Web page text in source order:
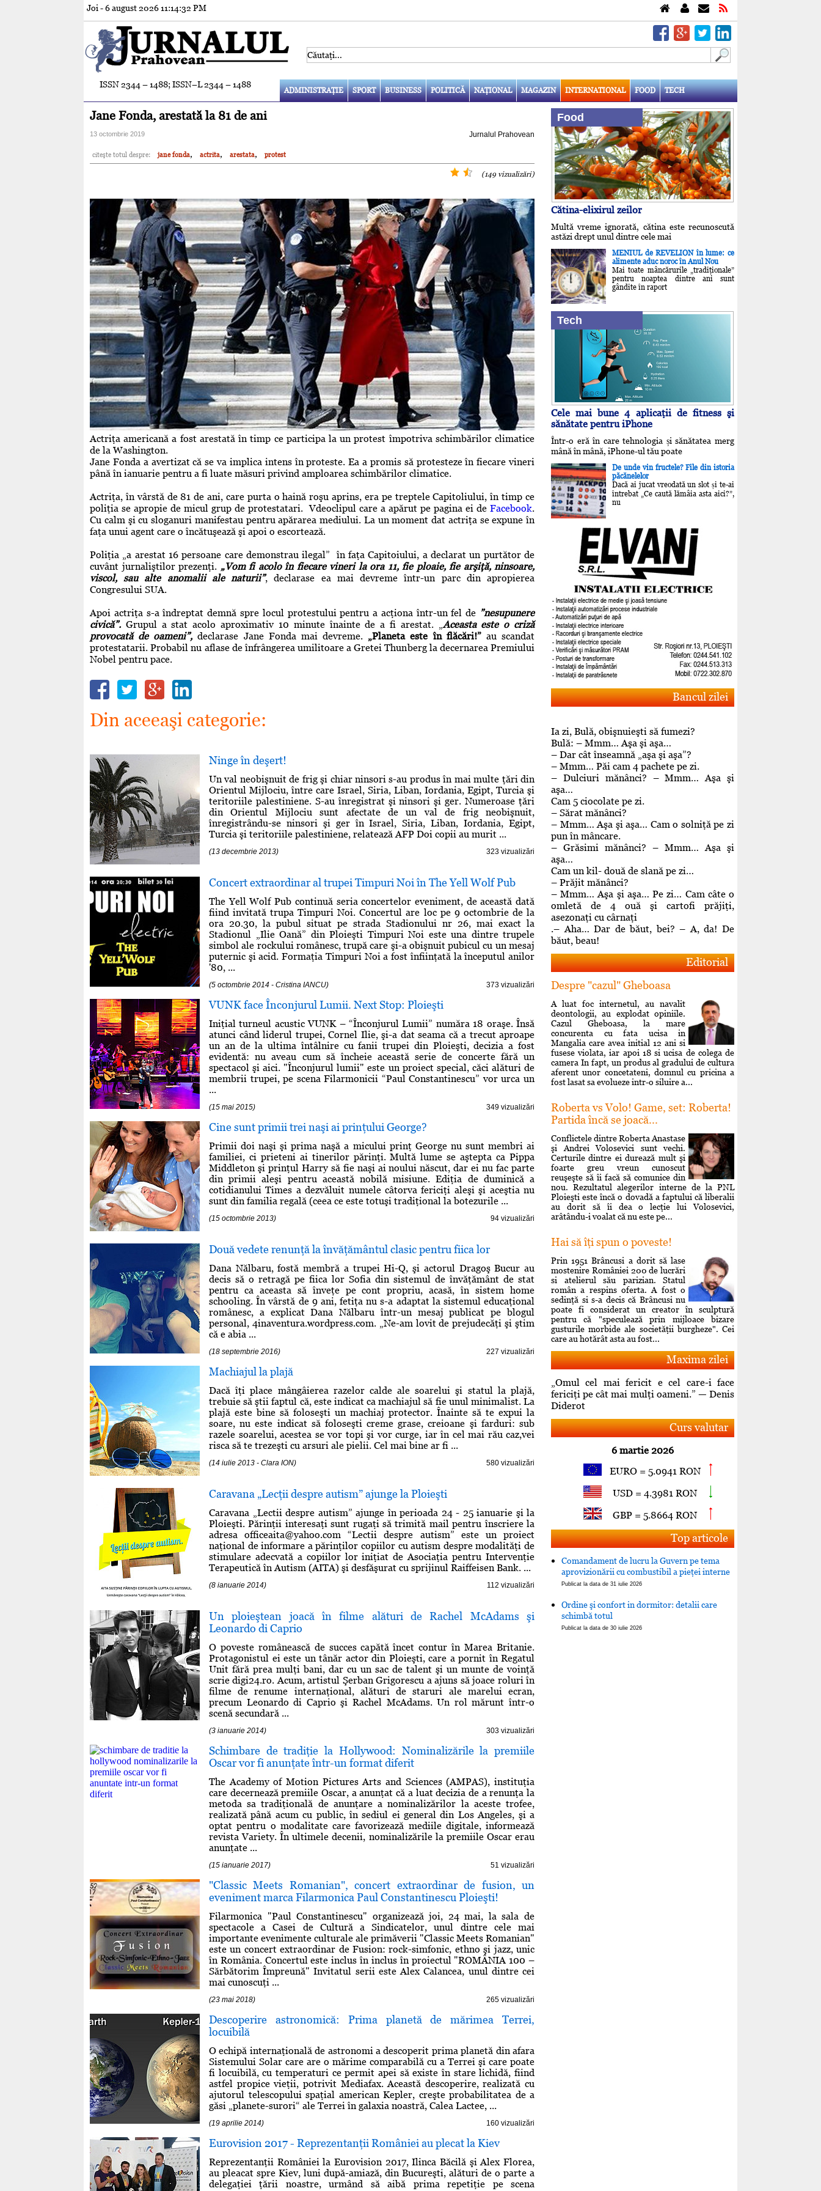
Joi - 6 august 202611:14:34 PM
ISSN 2344 – 1488; ISSN–L 2344 – 1488
ADMINISTRAŢIE SPORT BUSINESS POLITICĂ NAŢIONAL MAGAZIN INTERNATIONAL FOOD TECH
Jane Fonda, arestată la 81 de ani
13 octombrie 2019 Jurnalul Prahovean
citeşte totul despre: jane fonda, actrita, arestata, protest
(149 vizualizări)
Actriţa americană a fost arestată în timp ce participa la un protest împotriva schimbărilor climatice
de la Washington.
Jane Fonda a avertizat că se va implica intens în proteste. Ea a promis să protesteze în fiecare vineri
până în ianuarie pentru a fi luate măsuri privind amploarea schimbărilor climatice.
Actriţa, în vârstă de 81 de ani, care purta o haină roşu aprins, era pe treptele Capitoliului, în timp ce
poliţia se apropie de micul grup de protestatari. Vdeoclipul care a apărut pe pagina ei de Facebook.
Cu calm şi cu sloganuri manifestau pentru apărarea mediului. La un moment dat actriţa se expune în
faţa unui agent care o încătuşează şi apoi o escortează.
Poliţia „a arestat 16 persoane care demonstrau ilegal” în faţa Capitoiului, a declarat un purtător de
cuvânt jurnaliştilor prezenţi. „Vom fi acolo în fiecare vineri la ora 11, fie ploaie, fie arşiţă, ninsoare,
viscol, sau alte anomalii ale naturii”, declarase ea mai devreme într-un parc din apropierea
Congresului SUA.
Apoi actriţa s-a îndreptat demnă spre locul protestului pentru a acţiona într-un fel de ”nesupunere
civică”.Grupul a stat acolo aproximativ 10 minute înainte de a fi arestat. „ Aceasta este o criză
provocată de oameni”, declarase Jane Fonda mai devreme. „Planeta este în flăcări!”au scandat
protestatarii. Probabil nu aflase de înfrângerea umilitoare a Gretei Thunberg la decernarea Premiului
Nobel pentru pace.
Din aceeaşi categorie:
Ninge în deşert!
Un val neobişnuit de frig şi chiar ninsori s-au produs în mai multe ţări din
Orientul Mijlociu, între care Israel, Siria, Liban, Iordania, Egipt, Turcia şi
teritoriile palestiniene. S-au înregistrat şi ninsori şi ger. Numeroase ţări
din Orientul Mijlociu sunt afectate de un val de frig neobişnuit,
înregistrându-se ninsori şi ger în Israel, Siria, Liban, Iordania, Egipt,
Turcia şi teritoriile palestiniene, relatează AFP Doi copii au murit ...
(13 decembrie 2013) 323 vizualizări
Concert extraordinar al trupei Timpuri Noi în The Yell Wolf Pub
The Yell Wolf Pub continuă seria concertelor eveniment, de această dată
fiind invitată trupa Timpuri Noi. Concertul are loc pe 9 octombrie de la
ora 20.30, la pubul situat pe strada Stadionului nr 26, mai exact la
Stadionul „Ilie Oană” din Ploieşti Timpuri Noi este una dintre trupele
simbol ale rockului românesc, trupă care şi-a obişnuit pubicul cu un mesaj
puternic şi acid. Formaţia Timpuri Noi a fost înfiinţată la începutul anilor
'80, ...
(5 octombrie 2014 - Cristina IANCU) 373 vizualizări
VUNK face Înconjurul Lumii. Next Stop: Ploieşti
Iniţial turneul acustic VUNK – “Înconjurul Lumii” număra 18 oraşe. Însă
atunci când liderul trupei, Cornel Ilie, şi-a dat seama că a trecut aproape
un an de la ultima întâlnire cu fanii trupei din Ploieşti, decizia a fost
evidentă: nu aveau cum să încheie această serie de concerte fără un
spectacol şi aici. "Înconjurul lumii" este un proiect special, căci alături de
membrii trupei, pe scena Filarmonicii “Paul Constantinescu” vor urca un
...
(15 mai 2015) 349 vizualizări
Cine sunt primii trei naşi ai prinţului George?
Primii doi naşi şi prima naşă a micului prinţ George nu sunt membri ai
familiei, ci prieteni ai tinerilor părinţi. Multă lume se aştepta ca Pippa
Middleton şi prinţul Harry să fie naşi ai noului născut, dar ei nu fac parte
din primii aleşi pentru această nobilă misiune. Ediţia de duminică a
cotidianului Times a dezvăluit numele câtorva fericiţi aleşi şi aceştia nu
sunt din familia regală (ceea ce este totuşi tradiţional la botezurile ...
(15 octombrie 2013) 94 vizualizări
Două vedete renunţă la învăţământul clasic pentru fiica lor
Dana Nălbaru, fostă membră a trupei Hi-Q, şi actorul Dragoş Bucur au
decis să o retragă pe fiica lor Sofia din sistemul de învăţământ de stat
pentru ca aceasta să înveţe pe cont propriu, acasă, în sistem home
schooling. În vârstă de 9 ani, fetiţa nu s-a adaptat la sistemul educaţional
românesc, a explicat Dana Nălbaru într-un mesaj publicat pe blogul
personal, 4inaventura.wordpress.com. „Ne-am lovit de prejudecăţi şi ştim
că e abia ...
(18 septembrie 2016) 227 vizualizări
Machiajul la plajă
Dacă îţi place mângâierea razelor calde ale soarelui şi statul la plajă,
trebuie să ştii faptul că, este indicat ca machiajul să fie unul minimalist. La
plajă este bine să foloseşti un machiaj protector. Înainte să te expui la
soare, nu este indicat să foloseşti creme grase, creioane şi farduri: sub
razele soarelui, acestea se vor topi şi vor curge, iar în cel mai rău caz,vei
risca să te trezeşti cu arsuri ale pielii. Cel mai bine ar fi ...
(14 iulie 2013 - Clara ION) 580 vizualizări
Caravana „Lecţii despre autism” ajunge la Ploieşti
Caravana „Lectii despre autism” ajunge în perioada 24 - 25 ianuarie şi la
Ploieşti. Părinţii interesaţi sunt rugaţi să trimită mail pentru înscriere la
adresaofficeaita@yahoo.com “Lectii despre autism” este un proiect
naţional de informare a părinţilor copiilor cu autism despre modalităţi de
stimulare adecvată a copiilor lor iniţiat de Asociaţia pentru Intervenţie
Terapeutică în Autism (AITA) şi desfăşurat cu sprijinul Raiffeisen Bank. ...
(8 ianuarie 2014) 112 vizualizări
Un ploieştean joacă în filme alături de Rachel McAdams şi
Leonardo di Caprio
O poveste românească de succes capătă încet contur în Marea Britanie.
Protagonistul ei este un tânăr actor din Ploieşti, care a pornit în Regatul
Unit fără prea mulţi bani, dar cu un sac de talent şi un munte de voinţă
scrie digi24.ro. Acum, artistul Şerban Grigorescu a ajuns să joace roluri în
filme de renume internaţional, alături de staruri ale marelui ecran,
precum Leonardo di Caprio şi Rachel McAdams. Un rol mărunt într-o
scenă secundară ...
(3 ianuarie 2014) 303 vizualizări
Schimbare de tradiţie la Hollywood: Nominalizările la premiile
Oscar vor fi anunţate într-un format diferit
The Academy of Motion Pictures Arts and Sciences (AMPAS), instituţia
care decernează premiile Oscar, a anunţat că a luat decizia de a renunţa la
metoda sa tradiţională de anunţare a nominalizărilor la aceste trofee,
realizată până acum cu public, în sediul ei general din Los Angeles, şi a
optat pentru o modalitate care favorizează mediile digitale, informează
revista Variety. În ultimele decenii, nominalizările la premiile Oscar erau
anunţate ...
(15 ianuarie 2017) 51 vizualizări
"Classic Meets Romanian", concert extraordinar de fusion, un
eveniment marca Filarmonica Paul Constantinescu Ploieşti!
Filarmonica "Paul Constantinescu" organizează joi, 24 mai, la sala de
spectacole a Casei de Cultură a Sindicatelor, unul dintre cele mai
importante evenimente culturale ale primăverii "Classic Meets Romanian"
este un concert extraordinar de Fusion: rock-simfonic, ethno şi jazz, unic
în România. Concertul este inclus în inclus în proiectul "ROMÂNIA 100 –
Sărbătorim Împreună" Invitatul serii este Alex Calancea, unul dintre cei
mai cunoscuţi ...
(23 mai 2018) 265 vizualizări
Descoperire astronomică: Prima planetă de mărimea Terrei,
locuibilă
O echipă internaţională de astronomi a descoperit prima planetă din afara
Sistemului Solar care are o mărime comparabilă cu a Terrei şi care poate
fi locuibilă, cu temperaturi ce permit apei să existe în stare lichidă, fiind
astfel propice vieţii, potrivit Mediafax. Această descoperire, realizată cu
ajutorul telescopului spaţial american Kepler, creşte probabilitatea de a
găsi „planete-surori“ ale Terrei în galaxia noastră, Calea Lactee, ...
(19 aprilie 2014) 160 vizualizări
Eurovision 2017 - Reprezentanţii României au plecat la Kiev
Reprezentanţii României la Eurovision 2017, Ilinca Băcilă şi Alex Florea,
au pleacat spre Kiev, luni după-amiază, din Bucureşti, alături de o parte a
delegaţiei ţării noastre, urmând să aibă prima repetiţie pe scena
Food
Cătina-elixirul zeilor
Multă vreme ignorată, cătina este recunoscută
astăzi drept unul dintre cele mai
MENIUL de REVELION în lume: ce
alimente aduc noroc în Anul Nou
Mai toate mâncărurile „tradiţionale”
pentru noaptea dintre ani sunt
gândite în raport
Tech
Cele mai bune 4 aplicaţii de fitness şi
sănătate pentru iPhone
Într-o eră în care tehnologia și sănătatea merg
mână în mână, iPhone-ul tău poate
De unde vin fructele? File din istoria
păcănelelor
Dacă ai jucat vreodată un slot și te-ai
întrebat „Ce caută lămâia asta aici?”,
nu
Bancul zilei
Ia zi, Bulă, obişnuieşti să fumezi?
Bulă: – Mmm… Aşa şi aşa…
– Dar cât înseamnă „aşa şi aşa”?
– Mmm… Păi cam 4 pachete pe zi.
– Dulciuri mănânci? – Mmm… Aşa şi
aşa…
Cam 5 ciocolate pe zi.
– Sărat mănânci?
– Mmm… Aşa şi aşa… Cam o solniţă pe zi
pun în mâncare.
– Grăsimi mănânci? – Mmm… Aşa şi
aşa…
Cam un kil- două de slană pe zi…
– Prăjit mănânci?
– Mmm… Aşa şi aşa… Pe zi… Cam câte o
omletă de 4 ouă şi cartofi prăjiţi,
asezonaţi cu cârnaţi
.– Aha… Dar de băut, bei? – A, da! De
băut, beau!
Editorial
Despre "cazul" Gheboasa
A luat foc internetul, au navalit
deontologii, au explodat opiniile.
Cazul Gheboasa, la mare
concurenta cu fata ucisa in
Mangalia care avea initial 12 ani si
fusese violata, iar apoi 18 si ucisa de colega de
camera In fapt, un produs al gradului de cultura
aferent unor concetateni, domnul cu pricina a
fost lasat sa evolueze intr-o siluire a...
Roberta vs Volo! Game, set: Roberta!
Partida încă se joacă...
Conflictele dintre Roberta Anastase
şi Andrei Volosevici sunt vechi.
Certurile dintre ei durează mult şi
foarte greu vreun cunoscut
reuşeşte să îi facă să comunice din
nou. Rezultatul alegerilor interne de la PNL
Ploieşti este încă o dovadă a faptului că liberalii
au dorit să îi dea o lecţie lui Volosevici,
arâtându-i voalat că nu este pe...
Hai să îţi spun o poveste!
Prin 1951 Brâncusi a dorit să lase
mostenire României 200 de lucrări
si atelierul său parizian. Statul
român a respins oferta. A fost o
sedinţă si s-a decis că Brâncusi nu
poate fi considerat un creator în sculptură
pentru că "speculează prin mijloace bizare
gusturile morbide ale societăţii burgheze". Cei
care au hotărât asta au fost...
Maxima zilei
„Omul cel mai fericit e cel care-i face
fericiţi pe cât mai mulţi oameni.” — Denis
Diderot
Curs valutar
6 martie 2026
EURO = 5.0941 RON
USD = 4.3981 RON
GBP = 5.8664 RON
Top articole
Comandament de lucru la Guvern pe tema
aprovizionării cu combustibil a pieţei interne
Publicat la data de 31 iulie 2026
Ordine şi confort in dormitor: detalii care
schimbă totul
Publicat la data de 30 iulie 2026